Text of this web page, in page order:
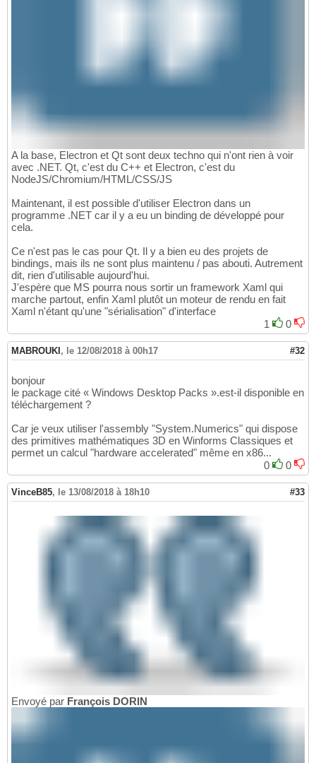
A la base, Electron et Qt sont deux techno qui n'ont rien à voir
avec .NET. Qt, c'est du C++ et Electron, c'est du
NodeJS/Chromium/HTML/CSS/JS
Maintenant, il est possible d'utiliser Electron dans un
programme .NET car il y a eu un binding de développé pour
cela.
Ce n'est pas le cas pour Qt. Il y a bien eu des projets de
bindings, mais ils ne sont plus maintenu / pas abouti. Autrement
dit, rien d'utilisable aujourd'hui.
J'espère que MS pourra nous sortir un framework Xaml qui
marche partout, enfin Xaml plutôt un moteur de rendu en fait
Xaml n'étant qu'une "sérialisation" d'interface
1
0
MABROUKI, le 12/08/2018 à 00h17 #32
bonjour
le package cité « Windows Desktop Packs ».est-il disponible en
téléchargement ?
Car je veux utiliser l'assembly "System.Numerics" qui dispose
des primitives mathématiques 3D en Winforms Classiques et
permet un calcul "hardware accelerated" même en x86...
0
0
VinceB85, le 13/08/2018 à 18h10 #33
Envoyé par François DORIN